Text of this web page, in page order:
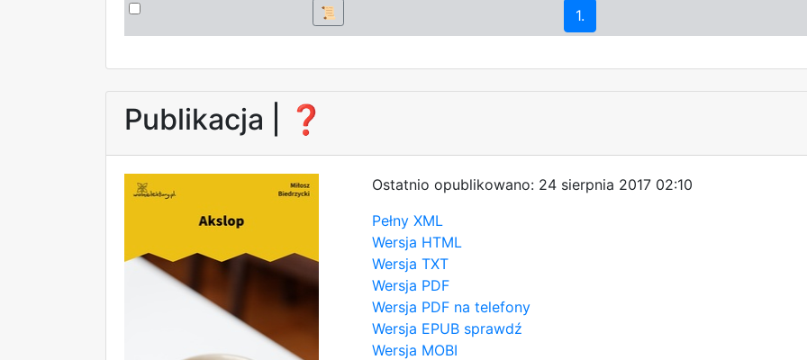
📜 1.
Publikacja | ❓
Ostatnio opublikowano: 24 sierpnia 2017 02:10
Pełny XML
Wersja HTML
Wersja TXT
Wersja PDF
Wersja PDF na telefony
Wersja EPUB sprawdź
Wersja MOBI